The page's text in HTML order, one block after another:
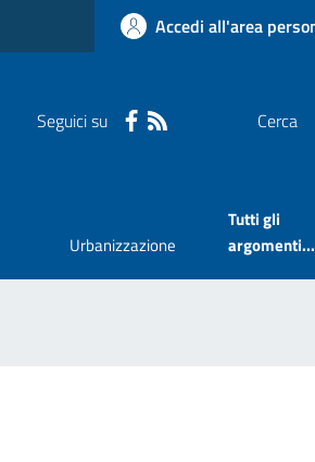
Accedi all'area
Seguici su Cerca
Urbanizzazione
Tutti gli
argomenti...